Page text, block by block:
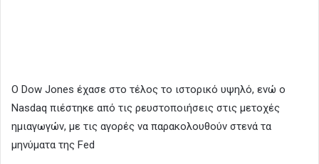
Ο Dow Jones έχασε στο τέλος το ιστορικό υψηλό, ενώ ο
Nasdaq πιέστηκε από τις ρευστοποιήσεις στις μετοχές
ημιαγωγών, με τις αγορές να παρακολουθούν στενά τα
μηνύματα της Fed